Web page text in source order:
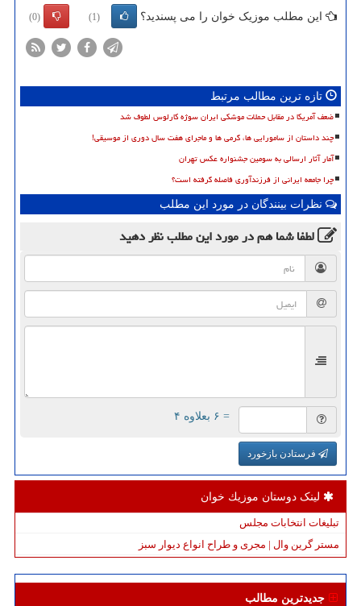
این مطلب موزیک خوان را می پسندید؟ (1)
(0)
تازه ترین مطالب مرتبط
ضعف آمریکا در مقابل حملات موشکی ایران سوژه کارلوس لطوف شد
چند داستان از سامورایی ها، گرمی ها و ماجرای هفت سال دوری از موسیقی!
آمار آثار ارسالی به سومین جشنواره عکس تهران
چرا جامعه ایرانی از فرزندآوری فاصله گرفته است؟
نظرات بینندگان در مورد این مطلب
لطفا شما همدر مورد این مطلبنظر دهید
= ۶ بعلاوه ۴
فرستادن بازخورد
لینک دوستان موزیك خوان
تبلیغات انتخابات مجلس
مستر گرین وال | مجری و طراح انواع دیوار سبز
جدیدترین مطالب